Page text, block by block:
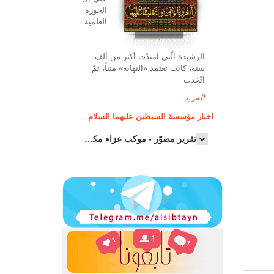
الحوزة
العلمیة
الرشیدة الّتي امتدّت أكثر من ألف
سنة، كانت تعتمد «النهاية» متناً، ثمّ
اتّخذت
المزيد...
اخبار مؤسسة السبطين عليهما السلام
تقرير مصوّر - موكب عزاء مکتب سماحة اية الله السيد مرتضى الموسوي الاصفهاني في يوم إستشهاد السيدة فاطم...